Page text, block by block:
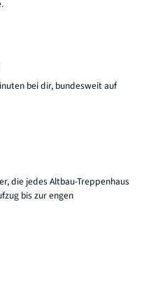
bei dir, bundesweit auf
die jedes Altbau-Treppenhaus
bis zur engen